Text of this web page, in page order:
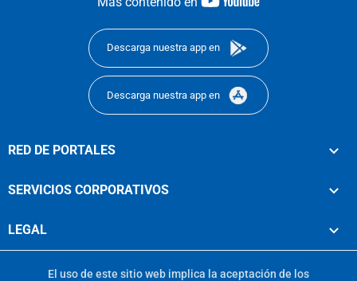
Descarga nuestra app en
Descarga nuestra app en
RED DE PORTALES
SERVICIOS CORPORATIVOS
LEGAL
El uso de este sitio web implica la aceptación de los